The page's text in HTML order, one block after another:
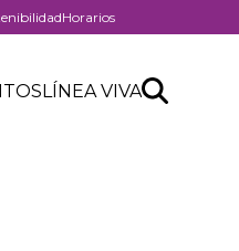
Horarios
LÍNEA VIVASearch
Buscar